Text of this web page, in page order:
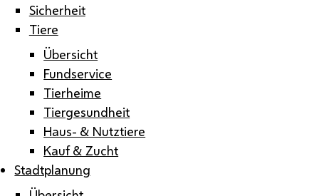
Sicherheit
Tiere
Übersicht
Fundservice
Tierheime
Tiergesundheit
Haus- & Nutztiere
Kauf & Zucht
Stadtplanung